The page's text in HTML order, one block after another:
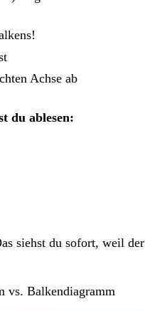
Achse ab
du ablesen:
siehst du sofort, weil der
vs. Balkendiagramm